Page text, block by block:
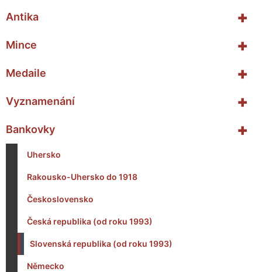
+
Antika
+
Mince
+
Medaile
+
Vyznamenání
+
Bankovky
Uhersko
Rakousko-Uhersko do 1918
Československo
Česká republika (od roku 1993)
Slovenská republika (od roku 1993)
Německo